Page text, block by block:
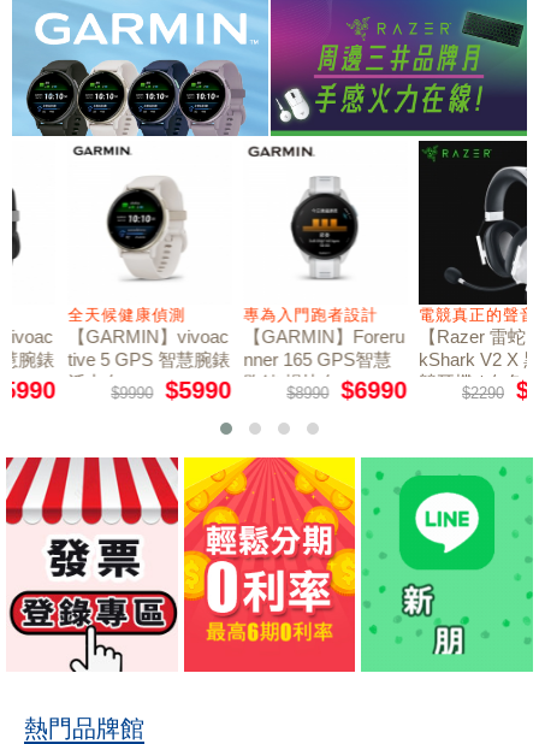
全天候健康偵測
【GARMIN】vivoac
tive 5 GPS 智慧腕錶
活力白
$5990
專為入門跑者設計
【GARMIN】Foreru
nner 165 GPS智慧
跑錶 暢快白
$8990 $6990
電競真正的聲音
【Razer 雷蛇】Blac
kShark V2 X 黑鯊 電
競耳機 / 白色
$2290 $1280
熱門品牌館